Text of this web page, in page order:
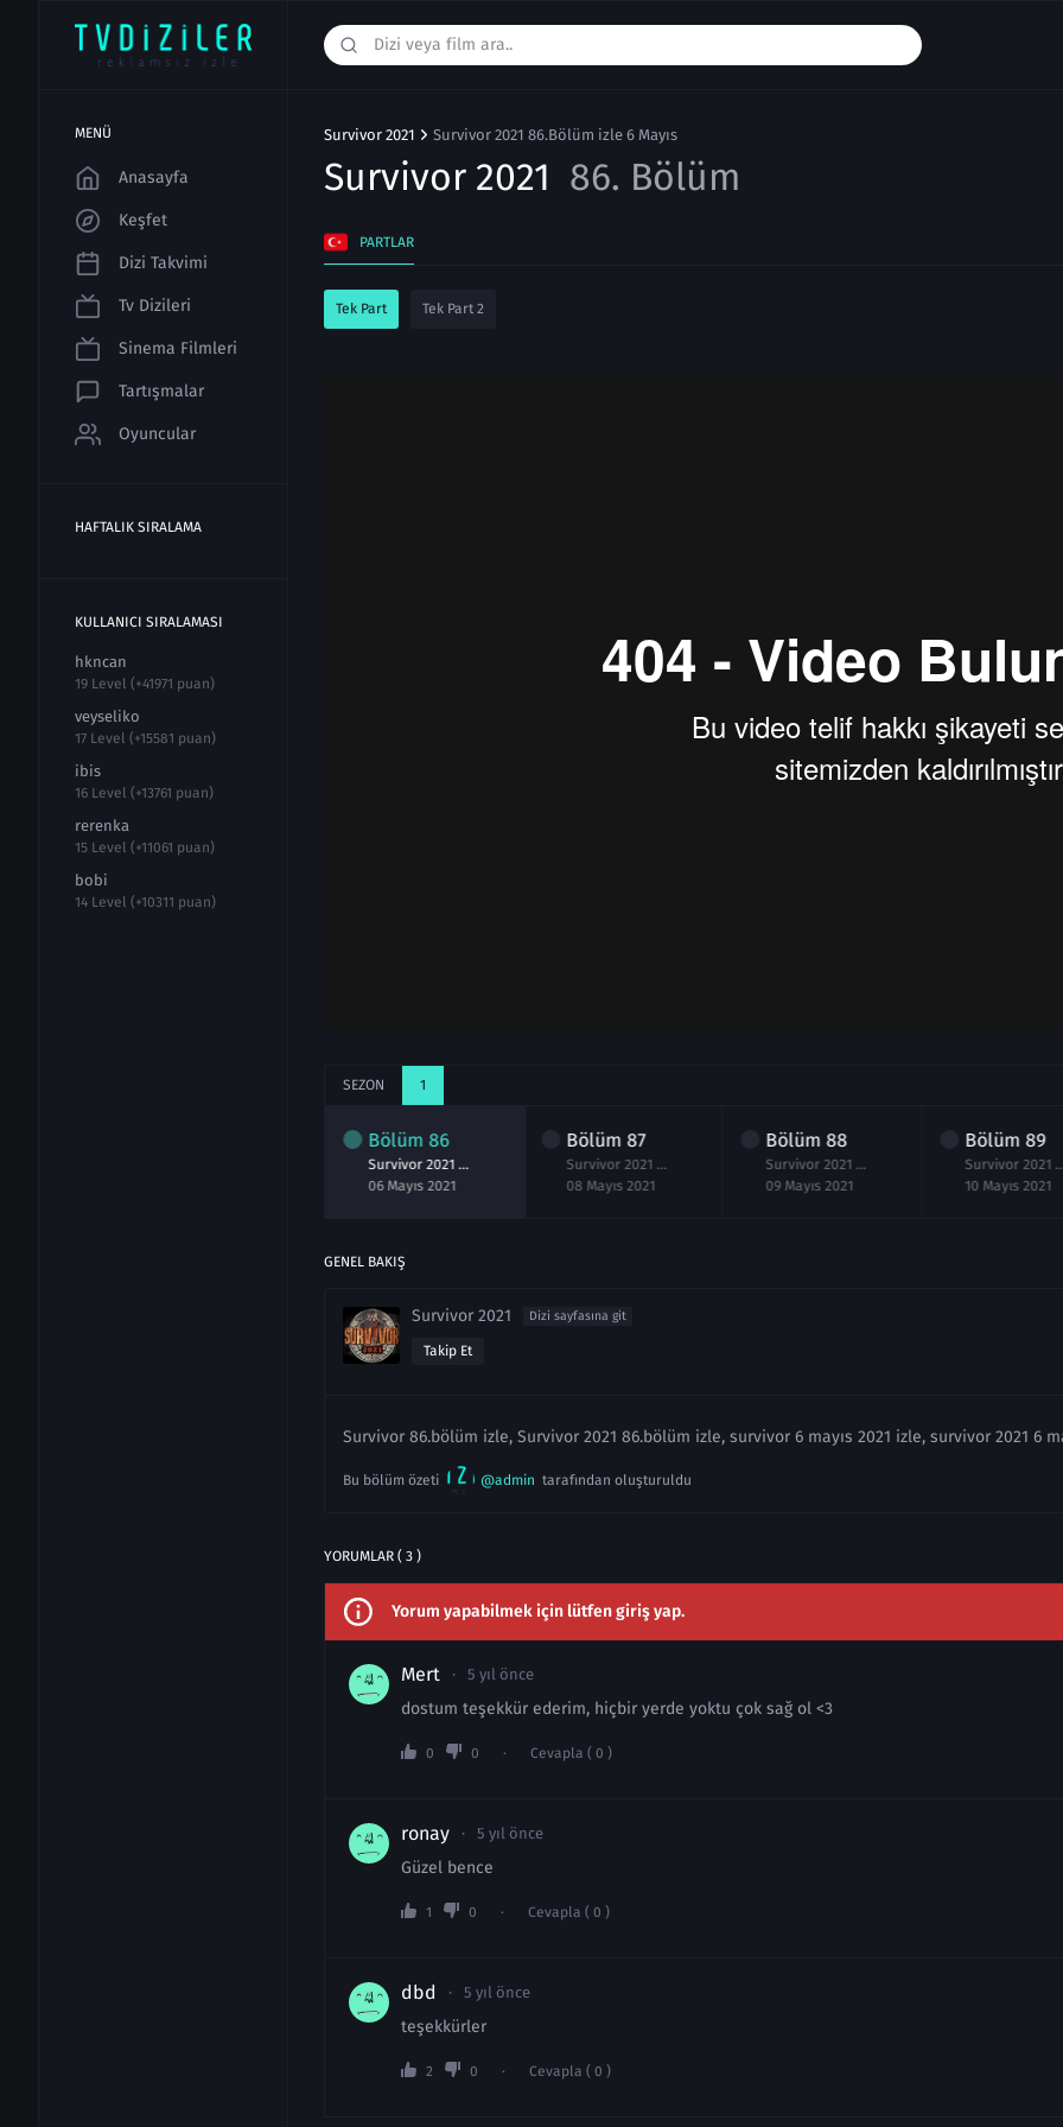
MENÜ
Anasayfa
Keşfet
Dizi Takvimi
Tv Dizileri
Sinema Filmleri
Tartışmalar
Oyuncular
HAFTALIK SIRALAMA
KULLANICI SIRALAMASI
hkncan
19 Level (+41971 puan)
veyseliko
17 Level (+15581 puan)
ibis
16 Level (+13761 puan)
rerenka
15 Level (+11061 puan)
bobi
14 Level (+10311 puan)
Survivor 2021 Survivor 2021 86.Bölüm izle 6 Mayıs
Survivor 2021 86. Bölüm
PARTLAR
Tek Part Tek Part 2
SEZON 1
Bölüm86
Survivor 2021 86.Bölüm izle 6 Mayıs
06 Mayıs 2021
Bölüm87
Survivor 2021 87.Bölüm izle 8 Mayıs
08 Mayıs 2021
Bölüm88
Survivor 2021 88.Bölüm izle 9 Mayıs
09 Mayıs 2021
Bölüm89
Survivor 2021
10 Mayıs 2021
GENEL BAKIŞ
Survivor 2021 Dizi sayfasına git
Takip Et
Survivor 86.bölüm izle, Survivor 2021 86.bölüm izle, survivor 6 mayıs 2021 izle, survivor 2021 6
Bu bölüm özeti @admin tarafından oluşturuldu
YORUMLAR ( 3 )
Yorum yapabilmek için lütfen giriş yap.
Mert 5 yıl önce
dostum teşekkür ederim, hiçbir yerde yoktu çok sağ ol <3
0 0 Cevapla ( 0 )
ronay 5 yıl önce
Güzel bence
1 0 Cevapla ( 0 )
dbd 5 yıl önce
teşekkürler
2 0 Cevapla ( 0 )